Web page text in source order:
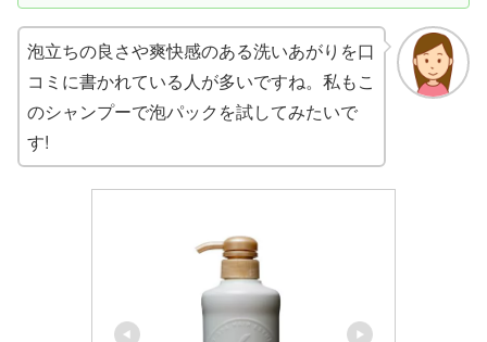
泡立ちの良さや爽快感のある洗いあがりを口
コミに書かれている人が多いですね。私もこ
のシャンプーで泡パックを試してみたいで
す!